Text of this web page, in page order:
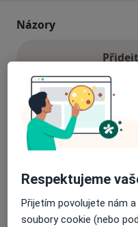
Názory
42 názorů
Specialisté
odstranění
Další
Respektujeme
Přijetím povolujete nám
soubory cookie (nebo